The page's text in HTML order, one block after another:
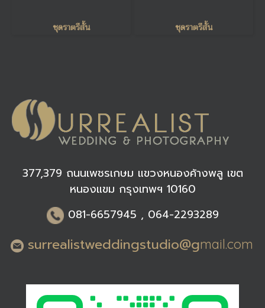
ชุดราตรีสั้น ชุดราตรีสั้น
377,379 ถนนเพชรเกษม แขวงหนองค้างพลู เขต
หนองแขม กรุงเทพฯ 10160
081-6657945 , 064-2293289
surrealistweddingstudio@gmail.com